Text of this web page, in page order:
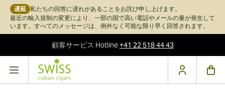
遅延 私たちの回答に遅れがあることをお詫び申し上げます。
最近の輸入規制の変更により、一部の国で高い電話やメールの量が発生して
います。すべてのメッセージは、例外なく可能な限り早く回答されます。
顧客サービス Hotline+41 22 518 44 43
コンテンツにスキップ